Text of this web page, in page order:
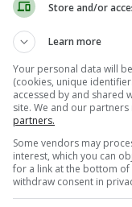
Store and/or
Learn more
Your personal data will
(cookies, unique
accessed by and shared
site. We and our
partners.
Some vendors may
interest, which you can
for a link at the bottom
withdraw consent in